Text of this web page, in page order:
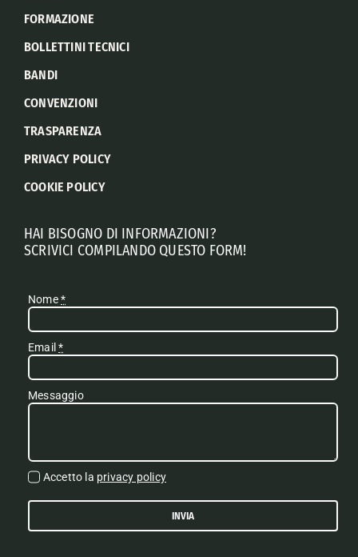
FORMAZIONE
BOLLETTINI TECNICI
BANDI
CONVENZIONI
TRASPARENZA
PRIVACY POLICY
COOKIE POLICY
HAI BISOGNO DI INFORMAZIONI?
SCRIVICI COMPILANDO QUESTO FORM!
Nome*
Email*
Messaggio
Accetto la privacy policy
INVIA